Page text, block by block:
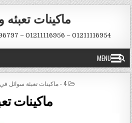
Skip to content
ماكينات تعبئه
01211116954 – 01211116956 – 01221696797 – 01211116958
MENU
POSTED IN
4 - ماكينات تعبئة سوائل في عبوات و اكياس
ماكينات